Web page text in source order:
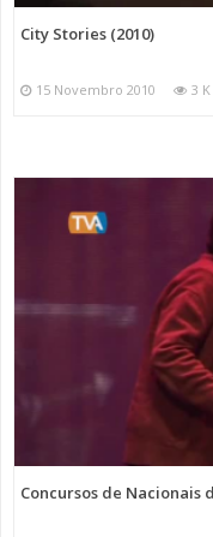
City Stories (2010)
15 Novembro 2010 3 K
Concursos de Nacionais